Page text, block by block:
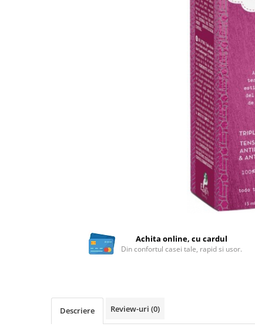
Fructe si legume Bio
Bauturi vegetale
Achita online, cu cardul
Din confortul casei tale, rapid si usor.
Descriere Review-uri (0)